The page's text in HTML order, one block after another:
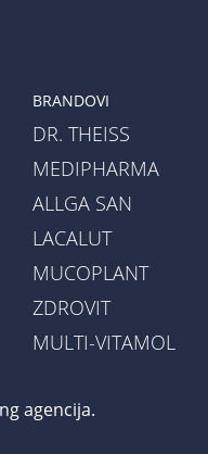
BRANDOVI
DR. THEISS
MEDIPHARMA
ALLGA SAN
LACALUT
MUCOPLANT
ZDROVIT
MULTI-VITAMOL
agencija.